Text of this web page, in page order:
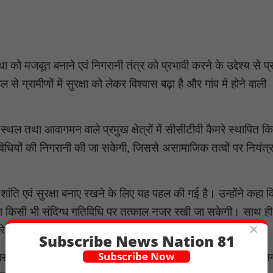
को मजबूत बनाने एवं निगरानी तंत्र को प्रभावी करने के उद्देश्य से
ग्रामीणों में सुरक्षा को लेकर विश्वास बढ़ा है और गांव में होने वाली
तथा आवागमन वाले प्रमुख क्षेत्रों में सीसीटीवी कैमरे स्थापित
की निगरानी की जा सकेगी, जिससे असामाजिक तत्वों पर
एवं सुरक्षा बनाए रखने के लिए यह पहल की गई है। उन्होंने कहा
भी संदिग्ध गतिविधि पर तत्काल नजर रखी जा सकेगी। साथ
जाएंगे।
विभाग की “त्रिनेत्र एप” से जोड़ा जाएगा। इससे गांव की सुरक्षा
×
Subscribe News Nation 81
Subscribe Now